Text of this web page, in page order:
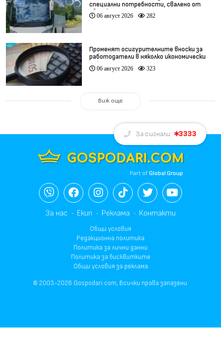
специални потребности, свалено от
автобус
06 август 2026 282
Променят осигурителните вноски за
работодатели в няколко икономически
дейности
06 август 2026 323
Виж още
За сигнали: 3333
Part ofGlobal Group
За нас Екип Реклама Контакти
Общи условия
Редакционна политика
Политика за лични данни
Политика за бисквитките
Общи условия за реклама
© 2003-2026 Gospodari.com, Всички права запазени.